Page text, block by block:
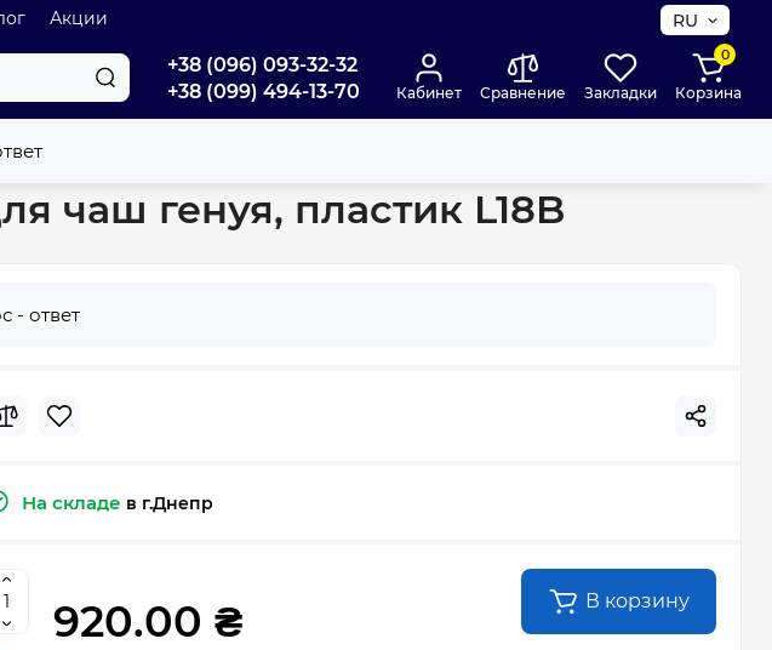
Акции RU
+38 (096) 093-32-32
+38 (099) 494-13-70
Кабинет Сравнение Закладки
0
Корзина
унитаза и для чаш генуя, пластик L18B
чаш генуя, пластик L18B
- ответ
На складе в г.Днепр
920.00 ₴ В корзину